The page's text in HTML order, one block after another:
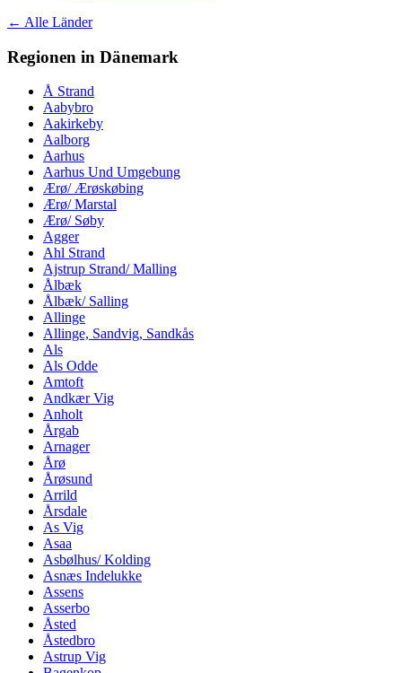
← Alle Länder
Regionen in Dänemark
Å Strand
Aabybro
Aakirkeby
Aalborg
Aarhus
Aarhus Und Umgebung
Ærø/ Ærøskøbing
Ærø/ Marstal
Ærø/ Søby
Agger
Ahl Strand
Ajstrup Strand/ Malling
Ålbæk
Ålbæk/ Salling
Allinge
Allinge, Sandvig, Sandkås
Als
Als Odde
Amtoft
Andkær Vig
Anholt
Årgab
Arnager
Årø
Årøsund
Arrild
Årsdale
As Vig
Asaa
Asbølhus/ Kolding
Asnæs Indelukke
Assens
Asserbo
Åsted
Åstedbro
Astrup Vig